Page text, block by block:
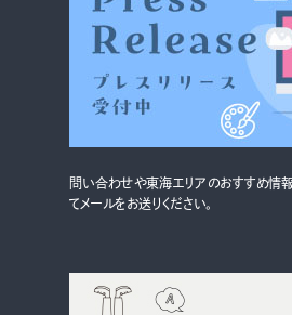
問い合わせや東海エリアのおすすめ情報
てメールをお送りください。